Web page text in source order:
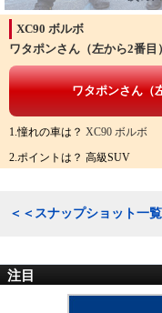
XC90 ボルボ
ワタポンさん（左から2番目）
ワタポンさん（
1.憧れの車は？ XC90 ボルボ
2.ポイントは？ 高級SUV
＜＜スナップショット一
注目